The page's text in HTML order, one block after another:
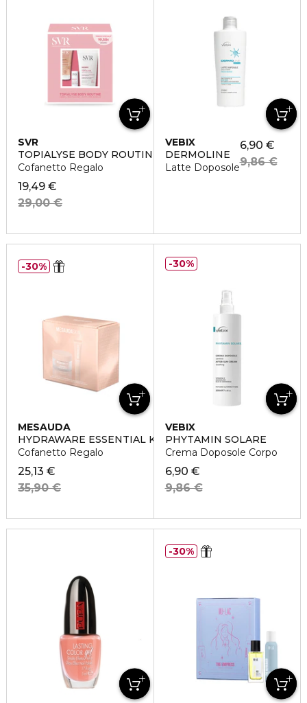
SVR
TOPIALYSE BODY ROUTINE
Cofanetto Regalo
19,49 €
29,00 €
VEBIX
DERMOLINE
Latte Doposole
6,90 €
9,86 €
MESAUDA
HYDRAWARE ESSENTIAL KIT
Cofanetto Regalo
25,13 €
35,90 €
30%
VEBIX
PHYTAMIN SOLARE
Crema Doposole Corpo
6,90 €
9,86 €
30%
30%